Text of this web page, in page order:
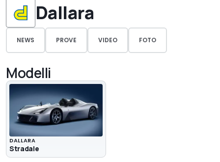
Dallara
NEWS PROVE VIDEO FOTO
Modelli
DALLARA
Stradale